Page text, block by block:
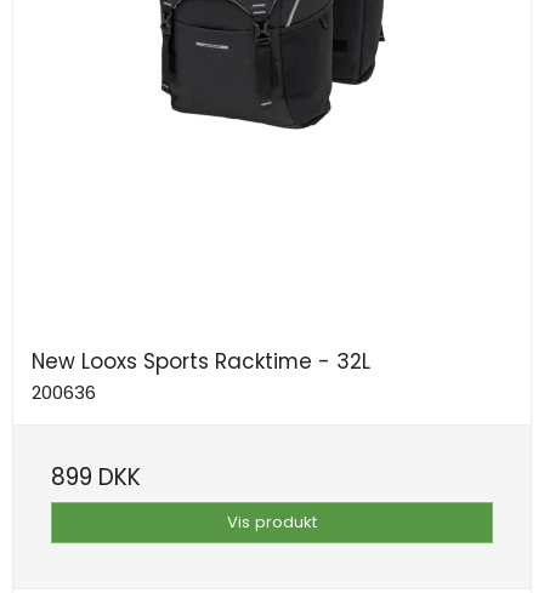
New Looxs Sports Racktime - 32L
200636
899 DKK
Vis produkt